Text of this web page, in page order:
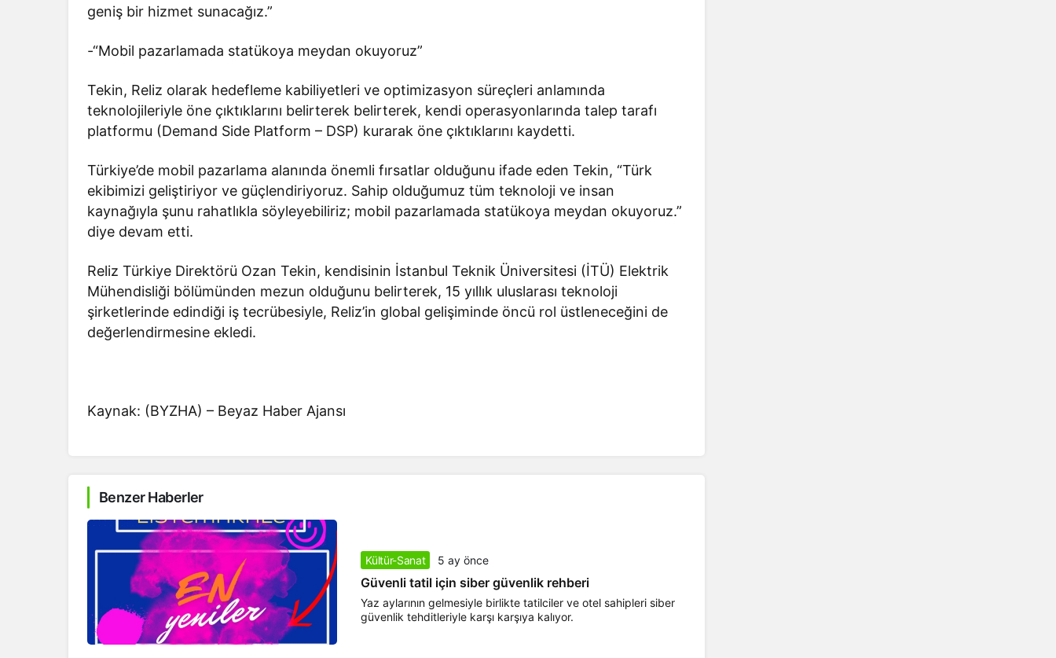
geniş bir hizmet sunacağız.”
-“Mobil pazarlamada statükoya meydan okuyoruz”
Tekin, Reliz olarak hedefleme kabiliyetleri ve optimizasyon süreçleri anlamında
teknolojileriyle öne çıktıklarını belirterek belirterek, kendi operasyonlarında talep tarafı
platformu (Demand Side Platform – DSP) kurarak öne çıktıklarını kaydetti.
Türkiye’de mobil pazarlama alanında önemli fırsatlar olduğunu ifade eden Tekin, “Türk
ekibimizi geliştiriyor ve güçlendiriyoruz. Sahip olduğumuz tüm teknoloji ve insan
kaynağıyla şunu rahatlıkla söyleyebiliriz; mobil pazarlamada statükoya meydan okuyoruz.”
diye devam etti.
Reliz Türkiye Direktörü Ozan Tekin, kendisinin İstanbul Teknik Üniversitesi (İTÜ) Elektrik
Mühendisliği bölümünden mezun olduğunu belirterek, 15 yıllık uluslarası teknoloji
şirketlerinde edindiği iş tecrübesiyle, Reliz’in global gelişiminde öncü rol üstleneceğini de
değerlendirmesine ekledi.
Kaynak: (BYZHA) – Beyaz Haber Ajansı
Benzer Haberler
Kültür-Sanat 5 ay önce
Güvenli tatil için siber güvenlik rehberi
Yaz aylarının gelmesiyle birlikte tatilciler ve otel sahipleri siber
güvenlik tehditleriyle karşı karşıya kalıyor.